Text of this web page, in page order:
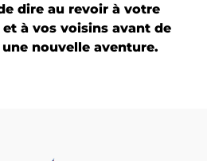
dire au revoir à votre
à vos voisins avant de
nouvelle aventure.